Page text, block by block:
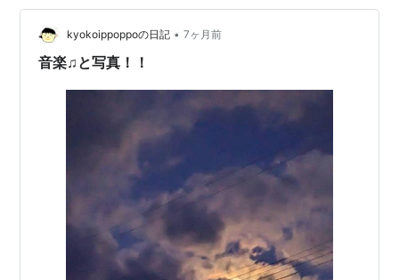
を行うことをおすすめします。
(手とか足とか首とかとんで血が出ます)
頭に角が生え、第６感とも言える特殊な能力をも
っているミュータント、二角奇人（ディクロニウ
彼らは人類を淘汰する可能性をもつとされ、国家
kyokoippoppoの日記 • 7ヶ月前
音楽♫と写真！！